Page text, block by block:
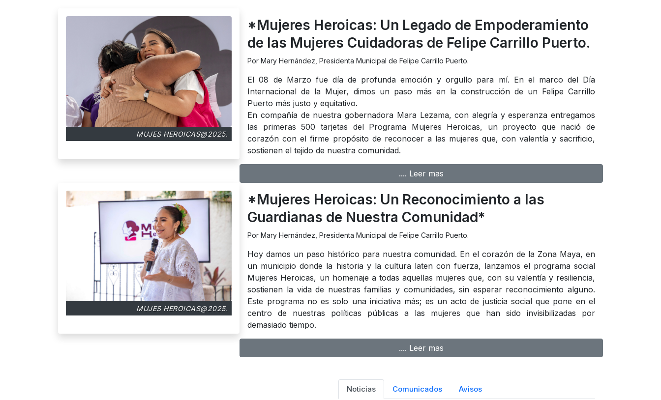
MUJES HEROICAS@2025.
*Mujeres Heroicas: Un Legado de Empoderamiento
de las Mujeres Cuidadoras de Felipe Carrillo Puerto.
Por Mary Hernández, Presidenta Municipal de Felipe Carrillo Puerto.
El 08 de Marzo fue día de profunda emoción y orgullo para mí. En el marco del Día
Internacional de la Mujer, dimos un paso más en la construcción de un Felipe Carrillo
Puerto más justo y equitativo.
En compañía de nuestra gobernadora Mara Lezama, con alegría y esperanza entregamos
las primeras 500 tarjetas del Programa Mujeres Heroicas, un proyecto que nació de
corazón con el firme propósito de reconocer a las mujeres que, con valentía y sacrificio,
sostienen el tejido de nuestra comunidad.
.... Leer mas
MUJES HEROICAS@2025.
*Mujeres Heroicas: Un Reconocimiento a las
Guardianas de Nuestra Comunidad*
Por Mary Hernández, Presidenta Municipal de Felipe Carrillo Puerto.
Hoy damos un paso histórico para nuestra comunidad. En el corazón de la Zona Maya, en
un municipio donde la historia y la cultura laten con fuerza, lanzamos el programa social
Mujeres Heroicas, un homenaje a todas aquellas mujeres que, con su valentía y resiliencia,
sostienen la vida de nuestras familias y comunidades, sin esperar reconocimiento alguno.
Este programa no es solo una iniciativa más; es un acto de justicia social que pone en el
centro de nuestras políticas públicas a las mujeres que han sido invisibilizadas por
demasiado tiempo.
.... Leer mas
Noticias Comunicados Avisos